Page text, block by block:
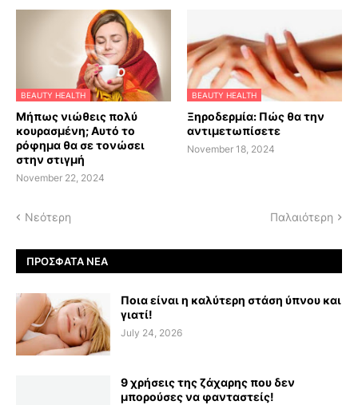
BEAUTY HEALTH
Μήπως νιώθεις πολύ
κουρασμένη; Αυτό το
ρόφημα θα σε τονώσει
στην στιγμή
November 22, 2024
BEAUTY HEALTH
Ξηροδερμία: Πώς θα την
αντιμετωπίσετε
November 18, 2024
Νεότερη Παλαιότερη
ΠΡΌΣΦΑΤΑ ΝΈΑ
Ποια είναι η καλύτερη στάση ύπνου και
γιατί!
July 24, 2026
9 χρήσεις της ζάχαρης που δεν
μπορούσες να φανταστείς!